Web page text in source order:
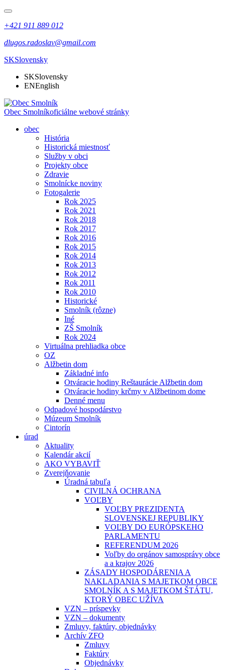
+421 911 889 012
dlugos.radoslav@gmail.com
SKSlovensky
SKSlovensky
ENEnglish
Obec Smolníkoficiálne webové stránky
obec
História
Historická miestnosť
Služby v obci
Projekty obce
Zdravie
Smolnícke noviny
Fotogalerie
Rok 2025
Rok 2021
Rok 2018
Rok 2017
Rok 2016
Rok 2015
Rok 2014
Rok 2013
Rok 2012
Rok 2011
Rok 2010
Historické
Smolník (rôzne)
Iné
ZŠ Smolník
Rok 2024
Virtuálna prehliadka obce
OZ
Alžbetin dom
Základné info
Otváracie hodiny Reštaurácie Alžbetin dom
Otváracie hodiny krčmy v Alžbetinom dome
Denné menu
Odpadové hospodárstvo
Múzeum Smolník
Cintorín
úrad
Aktuality
Kalendár akcií
AKO VYBAVIŤ
Zverejňovanie
Úradná tabuľa
CIVILNÁ OCHRANA
VOĽBY
VOĽBY PREZIDENTA
SLOVENSKEJ REPUBLIKY
VOĽBY DO EURÓPSKEHO
PARLAMENTU
REFERENDUM 2026
Voľby do orgánov samosprávy obce
a a krajov 2026
ZÁSADY HOSPODÁRENIA A
NAKLADANIA S MAJETKOM OBCE
SMOLNÍK A S MAJETKOM ŠTÁTU,
KTORÝ OBEC UŽÍVA
VZN – príspevky
VZN – dokumenty
Zmluvy, faktúry, objednávky
Archív ZFO
Zmluvy
Faktúry
Objednávky